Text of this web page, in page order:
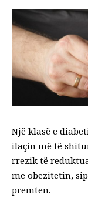
Një klasë e
ilaçin më të
rrezik të
me obezitetin,
premten.